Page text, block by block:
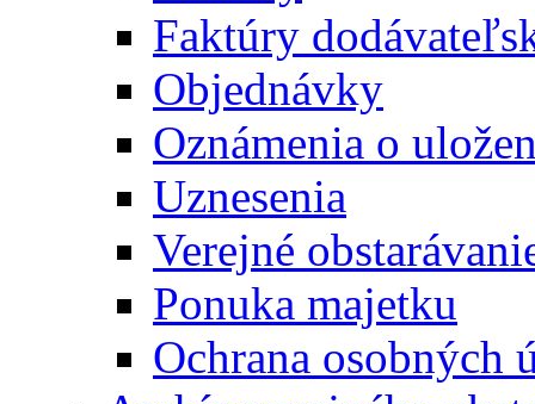
Faktúry
Objednávky
Oznámenia o
Uznesenia
Verejné
Ponuka majetku
Ochrana osobných